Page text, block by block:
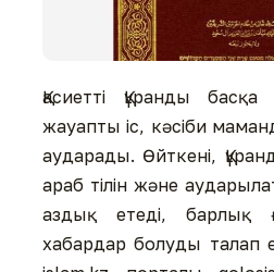
Қасиетті Құранды
жауапты іс, кәсіби
аударады. Өйткені,
араб тілін және
аздық етеді, барлық
хабардар болуды талап